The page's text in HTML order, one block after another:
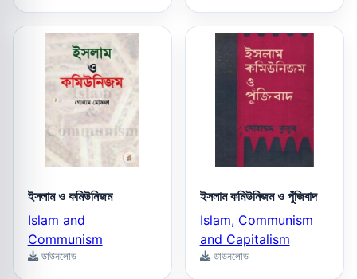
ইসলাম ও কমিউনিজম
Islam and
Communism
ডাউনলোড
ইসলাম কমিউনিজম ও পুঁজিবাদ
Islam, Communism
and Capitalism
ডাউনলোড